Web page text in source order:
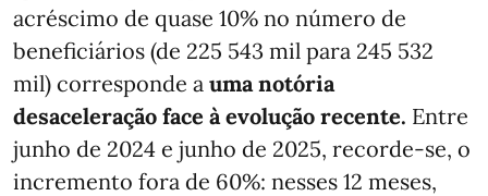
acréscimo de quase 10% no número de
beneficiários (de 225 543 mil para 245 532
mil) corresponde a uma notória
desaceleração face à evolução recente. Entre
junho de 2024 e junho de 2025, recorde-se, o
incremento fora de 60%: nesses 12 meses,